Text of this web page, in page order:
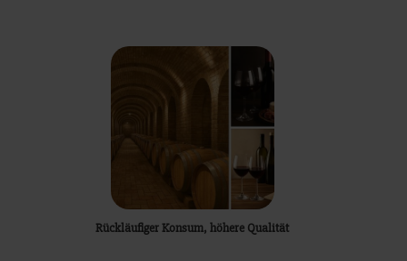
Rückläufiger Konsum, höhere Qualität